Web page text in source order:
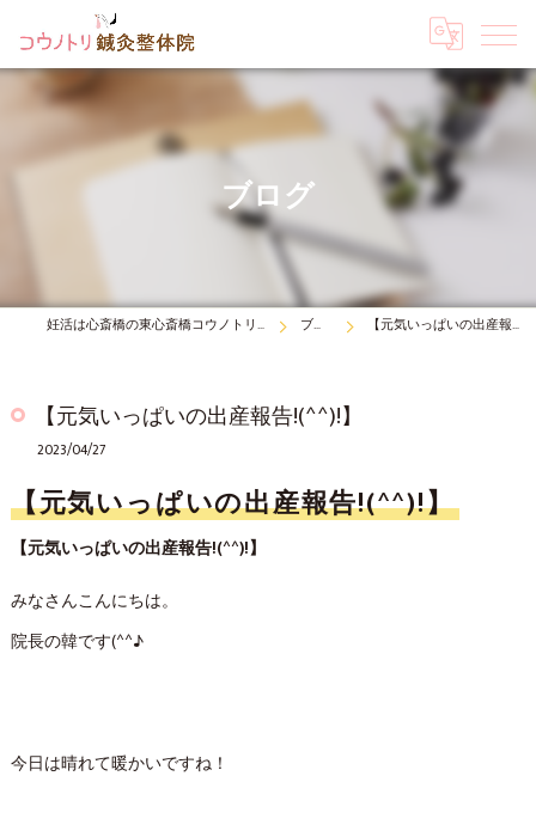
ブログ
妊活は心斎橋の東心斎橋コウノトリ鍼灸整体院 ブログ 【元気いっぱいの出産報告!(^^)!】
【元気いっぱいの出産報告!(^^)!】
2023/04/27
【元気いっぱいの出産報告!(^^)!】
【元気いっぱいの出産報告!(^^)!】
みなさんこんにちは。
院長の韓です(^^♪
今日は晴れて暖かいですね！